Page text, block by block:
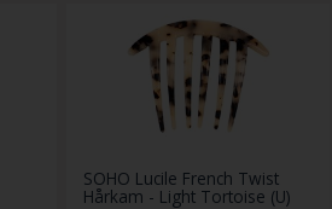
SOHO Lucile French Twist
Hårkam - Light Tortoise (U)